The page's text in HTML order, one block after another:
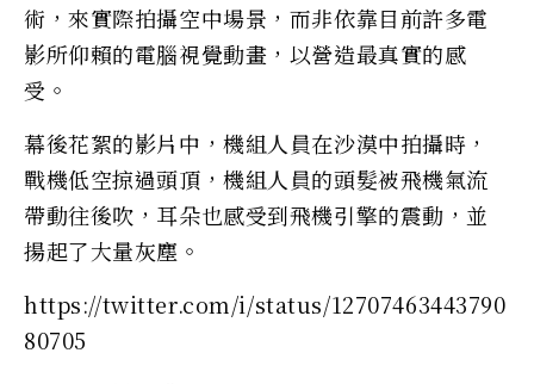
術，來實際拍攝空中場景，而非依靠目前許多電
影所仰賴的電腦視覺動畫，以營造最真實的感
受。
幕後花絮的影片中，機組人員在沙漠中拍攝時，
戰機低空掠過頭頂，機組人員的頭髮被飛機氣流
帶動往後吹，耳朵也感受到飛機引擎的震動，並
揚起了大量灰塵。
https://twitter.com/i/status/12707463443790
80705